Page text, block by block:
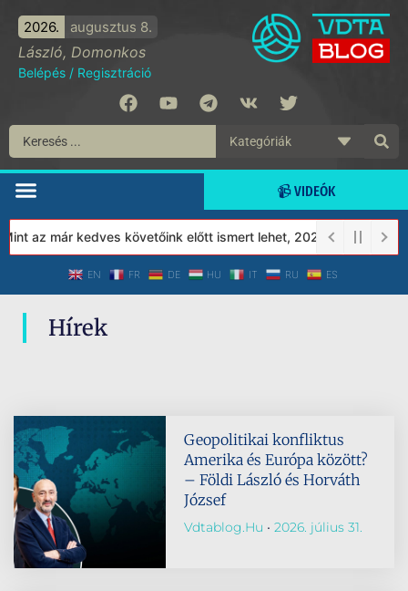
2026. augusztus 8.
László, Domonkos
Belépés / Regisztráció
📹 VIDEÓK
az már kedves követőink előtt ismert lehet, 2023-tól a Védett
EN FR DE HU IT RU ES
Hírek
Geopolitikai konfliktus
Amerika és Európa között?
– Földi László és Horváth
József
Vdtablog.hu 2026. július 31.